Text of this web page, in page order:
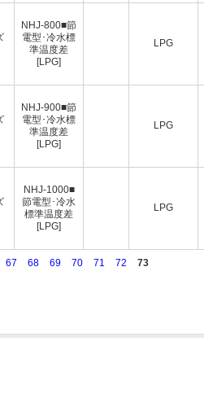
NHJ-800■節
電型･冷水標
準温度差
[LPG]
LPG
NHJ-900■節
電型･冷水標
準温度差
[LPG]
LPG
NHJ-1000■
節電型･冷水
標準温度差
[LPG]
LPG
67 68 69 70 71 72 73